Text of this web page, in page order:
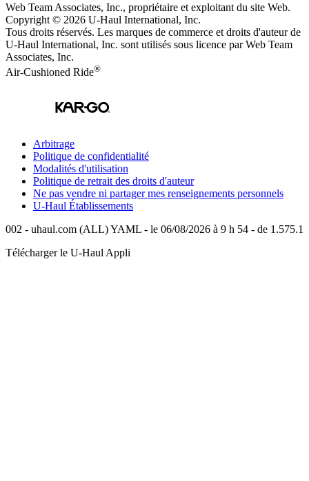
Web Team Associates, Inc., propriétaire et exploitant du site Web.
Copyright © 2026 U-Haul International, Inc.
Tous droits réservés. Les marques de commerce et droits d'auteur de
U-Haul International, Inc. sont utilisés sous licence par Web Team
Associates, Inc.
Air-Cushioned Ride®
Arbitrage
Politique de confidentialité
Modalités d'utilisation
Politique de retrait des droits d'auteur
Ne pas vendre ni partager mes renseignements personnels
U-Haul Établissements
002 - uhaul.com (ALL) YAML - le 06/08/2026 à 9 h 54 - de 1.575.1
Télécharger le U-Haul Appli